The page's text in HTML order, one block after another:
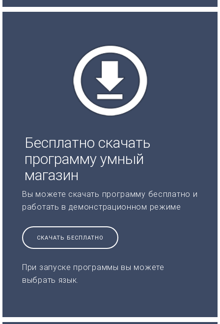
Бесплатно скачать
программу умный
магазин
Вы можете скачать программу бесплатно и
работать в демонстрационном режиме
СКАЧАТЬ БЕСПЛАТНО
При запуске программы вы можете
выбрать язык.